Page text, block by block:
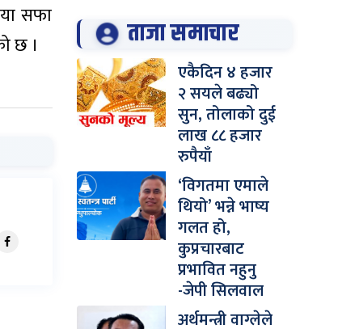
सफा
छ ।
ताजा समाचार
एकैदिन ४ हजार
२ सयले बढ्यो
सुन, तोलाको दुई
लाख ८८ हजार
रुपैयाँ
‘विगतमा एमाले
थियो’ भन्ने भाष्य
गलत हो,
कुप्रचारबाट
प्रभावित नहुनु
-जेपी सिलवाल
अर्थमन्त्री वाग्लेले